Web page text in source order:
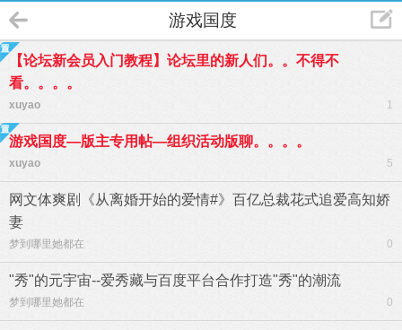
游戏国度
【论坛新会员入门教程】论坛里的新人们。。不得不
看。。。。
xuyao 1
游戏国度—版主专用帖—组织活动版聊。。。。
xuyao 5
网文体爽剧《从离婚开始的爱情#》百亿总裁花式追爱高知娇
妻
梦到哪里她都在 0
"秀"的元宇宙--爱秀藏与百度平台合作打造"秀"的潮流
梦到哪里她都在 0